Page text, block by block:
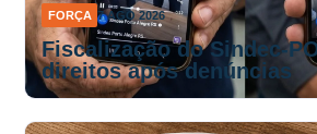
FORÇA 7 AGO 2026
Fiscalização do Sindec-
direitos após denúncias